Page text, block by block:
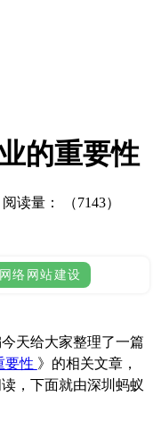
的重要性
阅读量： （7143）
络网站建设
天给大家整理了一篇
要性 》的相关文章，
，下面就由深圳蚂蚁